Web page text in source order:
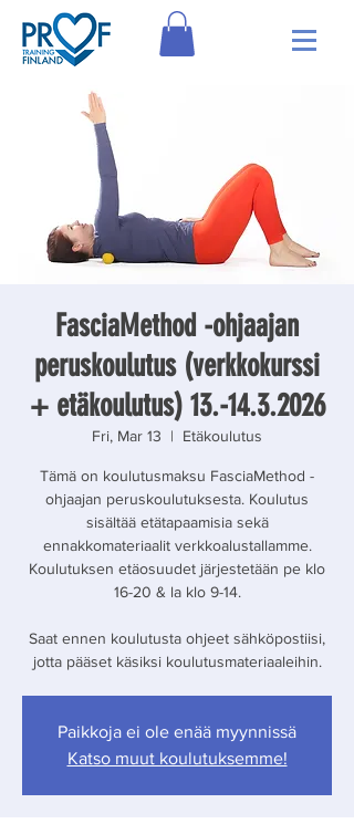
FasciaMethod -ohjaajan
peruskoulutus (verkkokurssi
+ etäkoulutus) 13.-14.3.2026
Fri, Mar 13
  |
Etäkoulutus
Tämä on koulutusmaksu FasciaMethod -
ohjaajan peruskoulutuksesta. Koulutus
sisältää etätapaamisia sekä
ennakkomateriaalit verkkoalustallamme.
Koulutuksen etäosuudet järjestetään pe klo
16-20 & la klo 9-14.
Saat ennen koulutusta ohjeet sähköpostiisi,
jotta pääset käsiksi koulutusmateriaaleihin.
Paikkoja ei ole enää myynnissä
Katso muut koulutuksemme!